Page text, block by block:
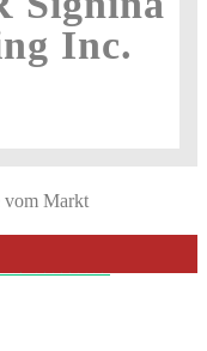
Inc.
vom Markt